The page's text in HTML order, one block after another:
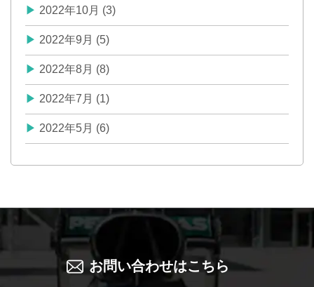
2022年10月 (3)
2022年9月 (5)
2022年8月 (8)
2022年7月 (1)
2022年5月 (6)
お問い合わせはこちら